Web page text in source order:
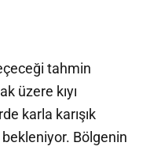
tahmin
üzere kıyı
karla karışık
Bölgenin